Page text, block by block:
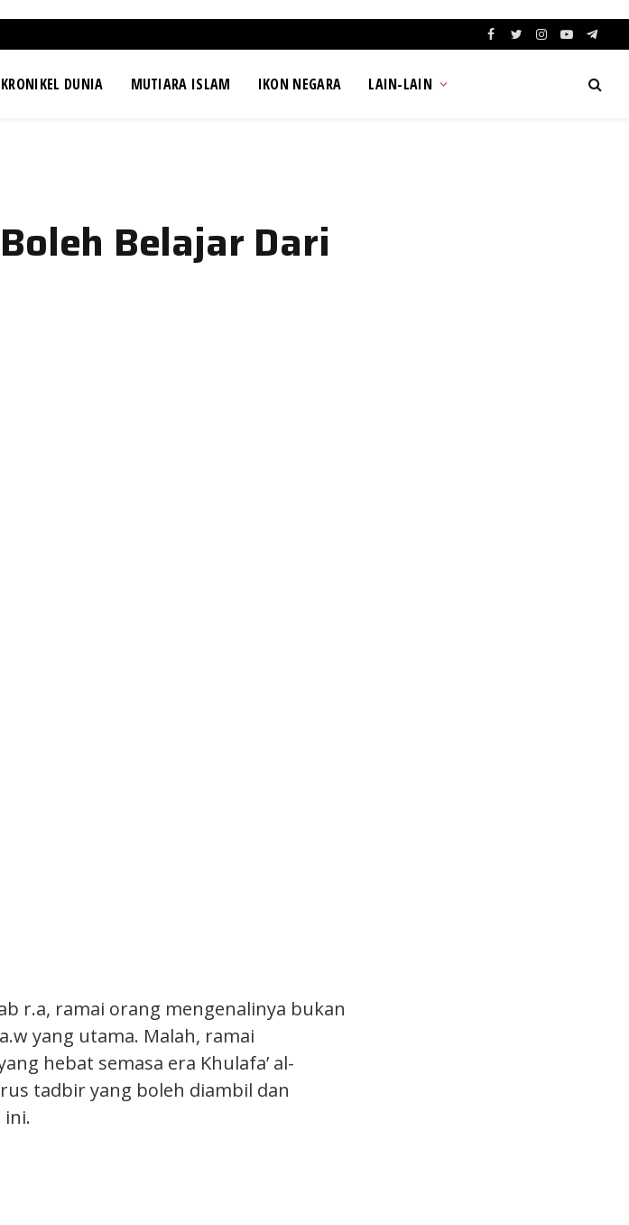
Facebook
TwitterInstagram
YouTube
KRONIKEL DUNIA MUTIARA ISLAM IKON NEGARA LAIN-LAIN
Belajar Dari
r.a, ramai orang mengenalinya bukan
yang utama. Malah, ramai
hebat semasa era Khulafa’ al-
tadbir yang boleh diambil dan
ini.